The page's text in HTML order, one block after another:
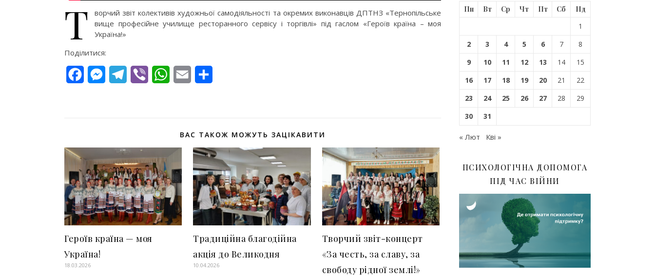
Т
ворчий звіт колективів художньої самодіяльності та окремих виконавців ДПТНЗ «Тернопільське
вище професійне училище ресторанного сервісу і торгівлі» під гаслом «Героїв країна – моя
Україна!»
Поділитися:
FacebookMessengerTelegram
Viber WhatsApp
Email
ВАС ТАКОЖ МОЖУТЬ ЗАЦІКАВИТИ
Героїв країна — моя
Україна!
18.03.2026
Традиційна благодійна
акція до Великодня
10.04.2026
Творчий звіт-концерт
«За честь, за славу, за
свободу рідної землі!»
Пн Вт Ср Чт Пт Сб
Нд
1
2
3 4 5 6 7
8
9
10 11 12 13 14
15
16
17 18 19 20 21
22
23
24 25 26 27 28
29
30
31
« Лют Кві »
ПСИХОЛОГІЧНА ДОПОМОГА
ПІД ЧАС ВІЙНИ